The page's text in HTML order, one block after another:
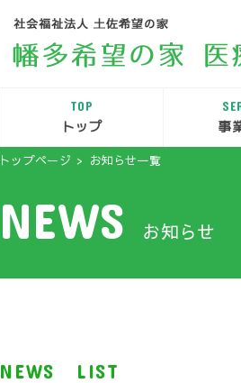
TOP
トップ 事
トップページ お知らせ一覧
NEWS お知らせ
NEWS LIST